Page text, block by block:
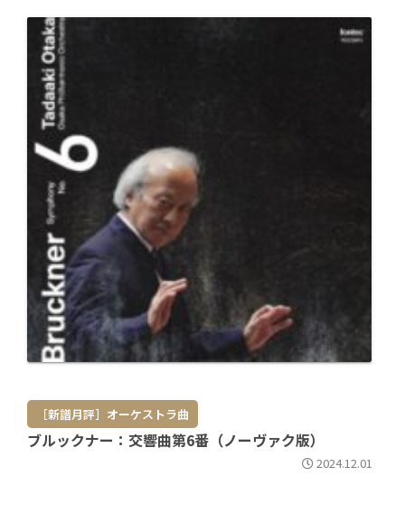
［新譜月評］オーケストラ曲
ブルックナー：交響曲第6番（ノーヴァク版）
2024.12.01